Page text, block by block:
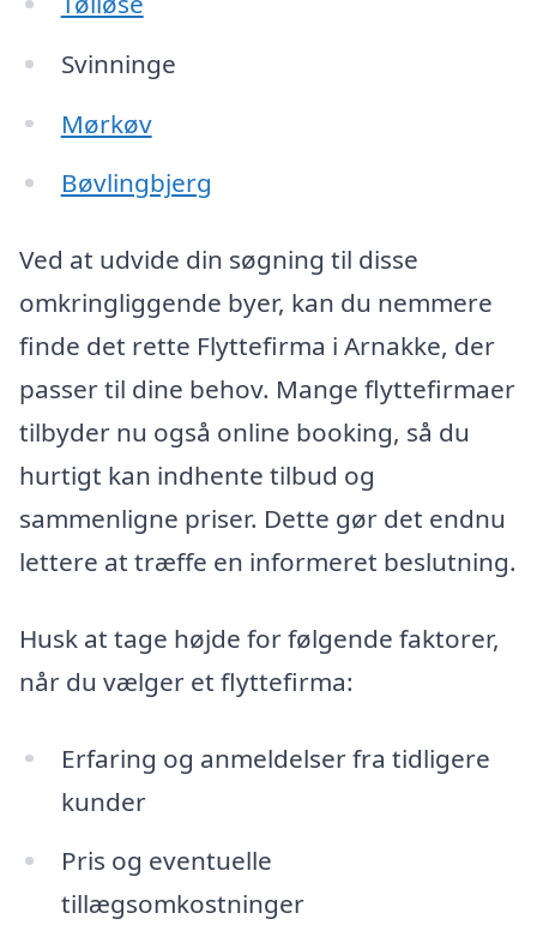
Svinninge
Mørkøv
Bøvlingbjerg
Ved at udvide din søgning til disse
omkringliggende byer, kan du nemmere
finde det rette Flyttefirma i Arnakke, der
passer til dine behov. Mange flyttefirmaer
tilbyder nu også online booking, så du
hurtigt kan indhente tilbud og
sammenligne priser. Dette gør det endnu
lettere at træffe en informeret beslutning.
Husk at tage højde for følgende faktorer,
når du vælger et flyttefirma:
Erfaring og anmeldelser fra tidligere
kunder
Pris og eventuelle
tillægsomkostninger